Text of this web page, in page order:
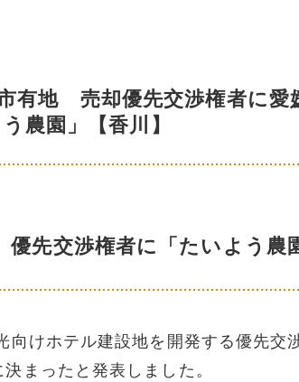
有地 売却優先交渉権者に愛
う農園」【香川】
先交渉権者に「たいよう農
けホテル建設地を開発する優先交
まったと発表しました。